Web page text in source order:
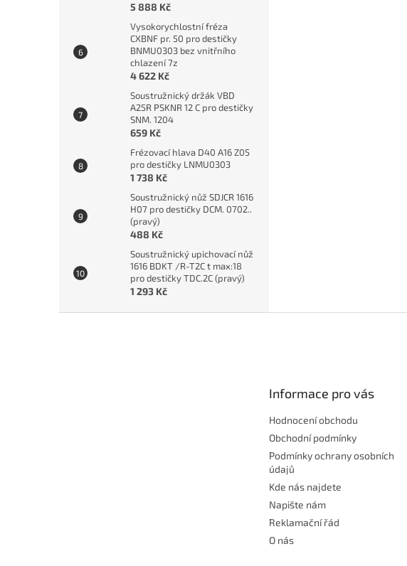
5 888 Kč
Vysokorychlostní fréza
CXBNF pr. 50 pro destičky
BNMU0303 bez vnitřního
chlazení 7z
4 622 Kč
Soustružnický držák VBD
A25R PSKNR 12 C pro destičky
SNM. 1204
659 Kč
Frézovací hlava D40 A16 Z05
pro destičky LNMU0303
1 738 Kč
Soustružnický nůž SDJCR 1616
H07 pro destičky DCM. 0702..
(pravý)
488 Kč
Soustružnický upichovací nůž
1616 BDKT /R-T2C t max:18
pro destičky TDC.2C (pravý)
1 293 Kč
Informace pro vás
Hodnocení obchodu
Obchodní podmínky
Podmínky ochrany osobních
údajů
Kde nás najdete
Napište nám
Reklamační řád
O nás